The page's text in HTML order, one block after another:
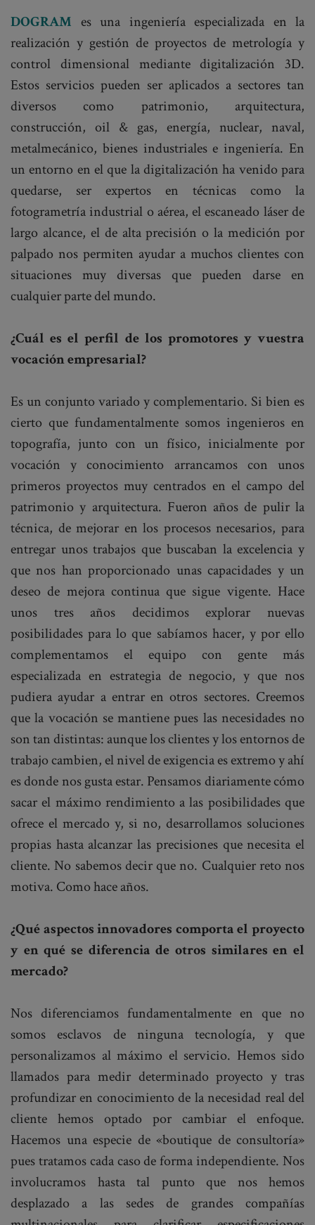
DOGRAM es una ingeniería especializada en la
realización y gestión de proyectos de metrología y
control dimensional mediante digitalización 3D.
Estos servicios pueden ser aplicados a sectores tan
diversos como patrimonio, arquitectura,
construcción, oil & gas, energía, nuclear, naval,
metalmecánico, bienes industriales e ingeniería. En
un entorno en el que la digitalización ha venido para
quedarse, ser expertos en técnicas como la
fotogrametría industrial o aérea, el escaneado láser de
largo alcance, el de alta precisión o la medición por
palpado nos permiten ayudar a muchos clientes con
situaciones muy diversas que pueden darse en
cualquier parte del mundo.
¿Cuál es el perfil de los promotores y vuestra
vocación empresarial?
Es un conjunto variado y complementario. Si bien es
cierto que fundamentalmente somos ingenieros en
topografía, junto con un físico, inicialmente por
vocación y conocimiento arrancamos con unos
primeros proyectos muy centrados en el campo del
patrimonio y arquitectura. Fueron años de pulir la
técnica, de mejorar en los procesos necesarios, para
entregar unos trabajos que buscaban la excelencia y
que nos han proporcionado unas capacidades y un
deseo de mejora continua que sigue vigente. Hace
unos tres años decidimos explorar nuevas
posibilidades para lo que sabíamos hacer, y por ello
complementamos el equipo con gente más
especializada en estrategia de negocio, y que nos
pudiera ayudar a entrar en otros sectores. Creemos
que la vocación se mantiene pues las necesidades no
son tan distintas: aunque los clientes y los entornos de
trabajo cambien, el nivel de exigencia es extremo y ahí
es donde nos gusta estar. Pensamos diariamente cómo
sacar el máximo rendimiento a las posibilidades que
ofrece el mercado y, si no, desarrollamos soluciones
propias hasta alcanzar las precisiones que necesita el
cliente. No sabemos decir que no. Cualquier reto nos
motiva. Como hace años.
¿Qué aspectos innovadores comporta el proyecto
y en qué se diferencia de otros similares en el
mercado?
Nos diferenciamos fundamentalmente en que no
somos esclavos de ninguna tecnología, y que
personalizamos al máximo el servicio. Hemos sido
llamados para medir determinado proyecto y tras
profundizar en conocimiento de la necesidad real del
cliente hemos optado por cambiar el enfoque.
Hacemos una especie de «boutique de consultoría»
pues tratamos cada caso de forma independiente. Nos
involucramos hasta tal punto que nos hemos
desplazado a las sedes de grandes compañías